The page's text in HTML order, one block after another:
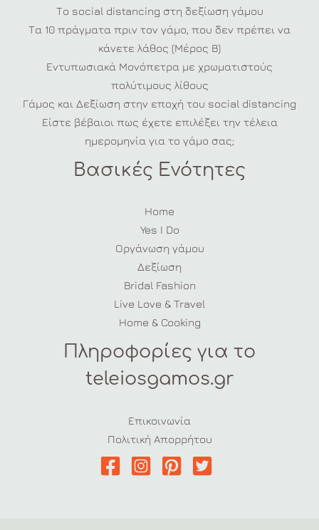
Το social distancing στη δεξίωση γάμου
Τα 10 πράγματα πριν τον γάμο, που δεν πρέπει να
κάνετε λάθος (Μέρος Β)
Εντυπωσιακά Μονόπετρα με χρωματιστούς
πολύτιμους λίθους
Γάμος και Δεξίωση στην εποχή του social distancing
Είστε βέβαιοι πως έχετε επιλέξει την τέλεια
ημερομηνία για το γάμο σας;
Βασικές Ενότητες
Home
Yes I Do
Οργάνωση γάμου
Δεξίωση
Bridal Fashion
Live Love & Travel
Home & Cooking
Πληροφορίες για το
teleiosgamos.gr
Επικοινωνία
Πολιτική Απορρήτου